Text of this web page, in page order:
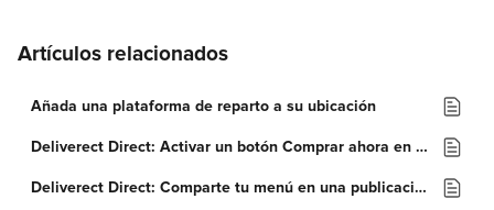
Artículos relacionados
Añada una plataforma de reparto a su ubicación
Deliverect Direct: Activar un botón Comprar ahora en una tienda de Facebook
Deliverect Direct: Comparte tu menú en una publicación de Facebook